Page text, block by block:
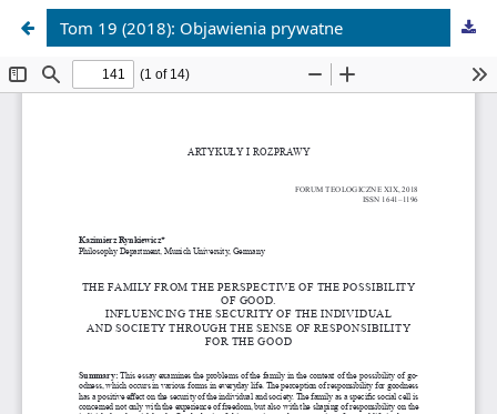
Tom 19 (2018): Objawienia prywatne